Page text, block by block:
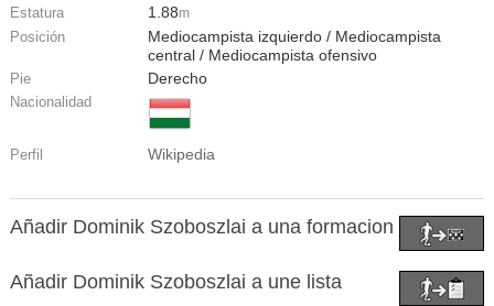
Estatura 1.88m
Posición
Mediocampista izquierdo / Mediocampista
central / Mediocampista ofensivo
Pie Derecho
Nacionalidad
Perfil Wikipedia
Añadir Dominik Szoboszlai a una formacion
Añadir Dominik Szoboszlai a une lista